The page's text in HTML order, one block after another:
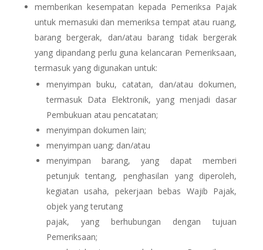
memberikan kesempatan kepada Pemeriksa Pajak
untuk memasuki dan memeriksa tempat atau ruang,
barang bergerak, dan/atau barang tidak bergerak
yang dipandang perlu guna kelancaran Pemeriksaan,
termasuk yang digunakan untuk:
menyimpan buku, catatan, dan/atau dokumen,
termasuk Data Elektronik, yang menjadi dasar
Pembukuan atau pencatatan;
menyimpan dokumen lain;
menyimpan uang; dan/atau
menyimpan barang, yang dapat memberi
petunjuk tentang, penghasilan yang diperoleh,
kegiatan usaha, pekerjaan bebas Wajib Pajak,
objek yang terutang
pajak, yang berhubungan dengan tujuan
Pemeriksaan;